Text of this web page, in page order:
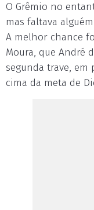
O Grêmio no
mas faltava
A melhor chance
Moura, que André
segunda trave,
cima da meta de